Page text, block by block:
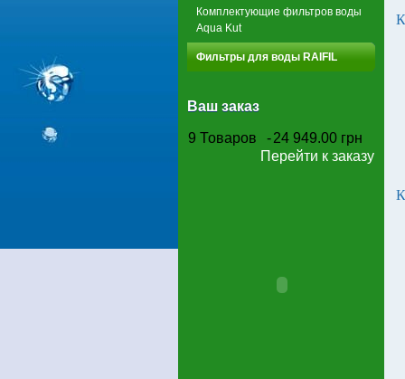
Комплектующие фильтров воды
Aqua Kut
Фильтры для воды RAIFIL
Ваш заказ
9 Товаров -24 949.00 грн
Перейти к заказу